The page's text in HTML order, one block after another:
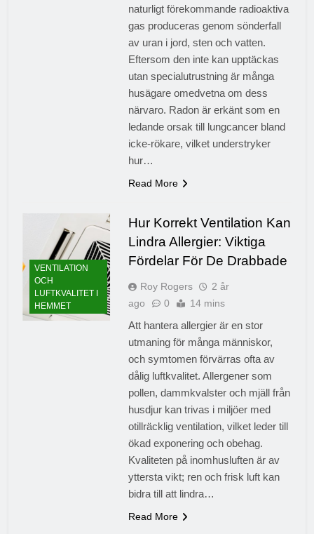
naturligt förekommande radioaktiva
gas produceras genom sönderfall
av uran i jord, sten och vatten.
Eftersom den inte kan upptäckas
utan specialutrustning är många
husägare omedvetna om dess
närvaro. Radon är erkänt som en
ledande orsak till lungcancer bland
icke-rökare, vilket understryker
hur…
Read More
VENTILATION
OCH
LUFTKVALITET I
HEMMET
Hur Korrekt Ventilation Kan
Lindra Allergier: Viktiga
Fördelar För De Drabbade
Roy Rogers
2 år
ago
0 14 mins
Att hantera allergier är en stor
utmaning för många människor,
och symtomen förvärras ofta av
dålig luftkvalitet. Allergener som
pollen, dammkvalster och mjäll från
husdjur kan trivas i miljöer med
otillräcklig ventilation, vilket leder till
ökad exponering och obehag.
Kvaliteten på inomhusluften är av
yttersta vikt; ren och frisk luft kan
bidra till att lindra…
Read More